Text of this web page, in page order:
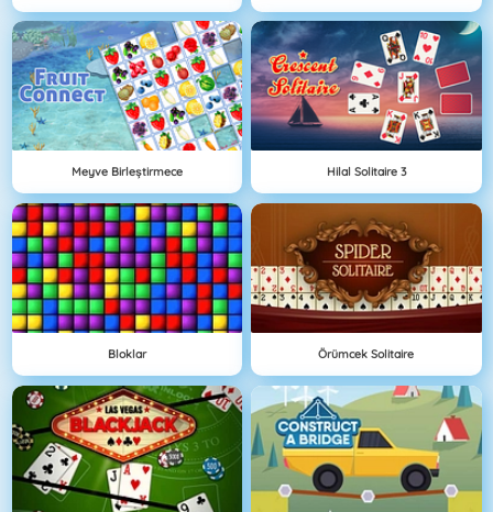
Meyve Birleştirmece Hilal Solitaire 3
Bloklar Örümcek Solitaire